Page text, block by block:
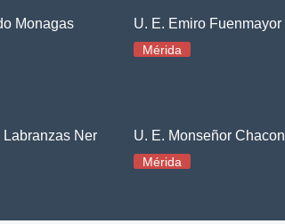
Monagas U. E. Emiro Fuenmayor
Mérida
Labranzas Ner
U. E. Monseñor Chacon
Mérida